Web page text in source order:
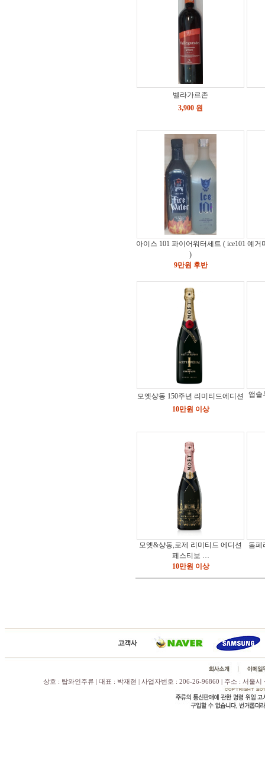
벨라가르존
3,900 원
아이스 101 파이어워터세트 ( ice101
)
9만원 후반
예거
모엣샹동 150주년 리미티드에디션
10만원 이상
앱솔
모엣&샹동,로제 리미티드 에디션
페스티보 …
10만원 이상
돔페
상호 : 탑와인주류 | 대표 : 박재현 | 사업자번호 : 206-26-96860 | 주소 : 서울